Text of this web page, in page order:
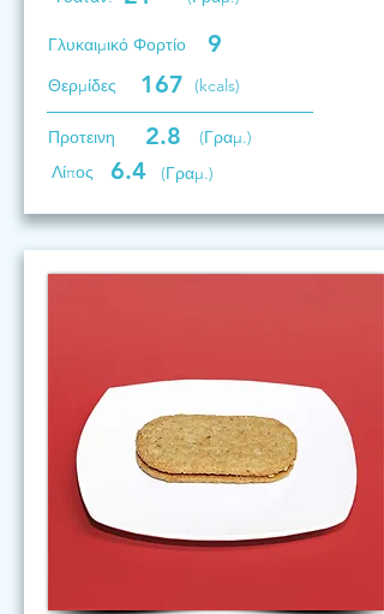
Γλυκαιμικό Φορτίο 9
Θερμίδες 167 (kcals)
Προτεινη 2.8
(Γραμ.)
Λίπος
6.4 (Γραμ.)